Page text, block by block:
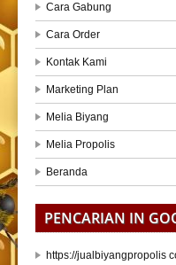
Cara Gabung
Cara Order
Kontak Kami
Marketing Plan
Melia Biyang
Melia Propolis
Beranda
PENCARIAN IN
https://jualbiyangpropolis